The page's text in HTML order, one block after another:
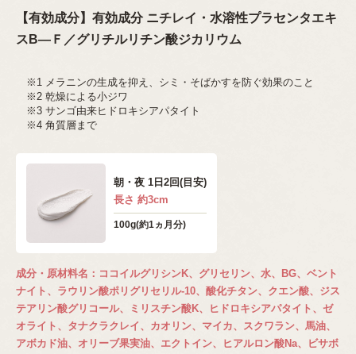
【有効成分】有効成分 ニチレイ・水溶性プラセンタエキ
スB―Ｆ／グリチルリチン酸ジカリウム
※1 メラニンの生成を抑え、 シミ・そばかすを防ぐ効果のこと
※2 乾燥による小ジワ
※3 サンゴ由来ヒドロキシアパタイト
※4 角質層まで
朝・夜 1日2回(目安)
長さ 約3cm
100g(約1ヵ月分)
成分・原材料名：ココイルグリシンK、グリセリン、水、BG、ベント
ナイト、ラウリン酸ポリグリセリル-10、酸化チタン、クエン酸、ジス
テアリン酸グリコール、ミリスチン酸K、ヒドロキシアパタイト、ゼ
オライト、タナクラクレイ、カオリン、マイカ、スクワラン、馬油、
アボカド油、オリーブ果実油、エクトイン、ヒアルロン酸Na、ビサボ